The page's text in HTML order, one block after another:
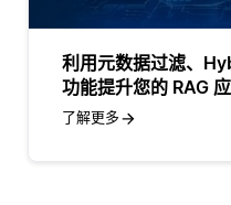
利用元数据过滤、
功能提升您的 RAG
了解更多